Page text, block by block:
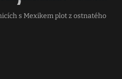
s Mexikem plot z ostnatého